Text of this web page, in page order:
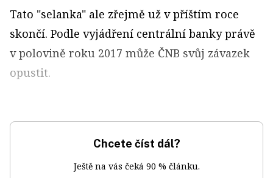
Tato "selanka" ale zřejmě už v příštím roce
skončí. Podle vyjádření centrální banky právě
v polovině roku 2017 může ČNB svůj závazek
opustit.
Chcete číst dál?
Ještě na vás čeká 90 % článku.